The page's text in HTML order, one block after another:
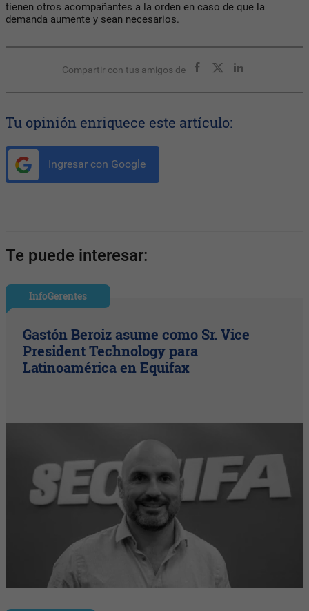
tienen otros acompañantes a la orden en caso de que la
demanda aumente y sean necesarios.
Compartir con tus amigos de
Tu opinión enriquece este artículo:
Ingresar con Google
Te puede interesar:
InfoGerentes
Gastón Beroiz asume como Sr. Vice
President Technology para
Latinoamérica en Equifax